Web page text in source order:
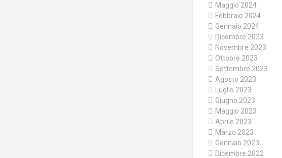
Maggio 2024
Febbraio 2024
Gennaio 2024
Dicembre 2023
Novembre 2023
Ottobre 2023
Settembre 2023
Agosto 2023
Luglio 2023
Giugno 2023
Maggio 2023
Aprile 2023
Marzo 2023
Gennaio 2023
Dicembre 2022